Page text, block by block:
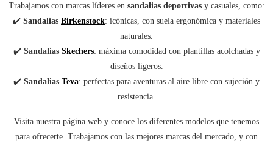
Trabajamos con marcas líderes en sandalias deportivas y casuales, como:
✔ Sandalias Birkenstock: icónicas, con suela ergonómica y materiales
naturales.
✔️ Sandalias Skechers: máxima comodidad con plantillas acolchadas y
diseños ligeros.
✔ Sandalias Teva: perfectas para aventuras al aire libre con sujeción y
resistencia.
Visita nuestra página web y conoce los diferentes modelos que tenemos
para ofrecerte. Trabajamos con las mejores marcas del mercado, y con